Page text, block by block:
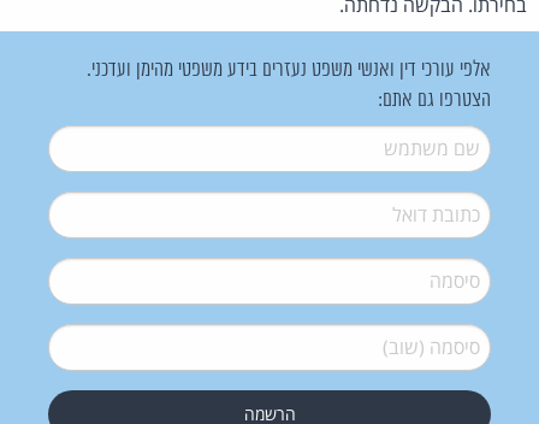
אלפי עורכי דין ואנשי משפט נעזרים בידע משפטי מהימן ועדכני.
הצטרפו גם אתם:
שם משתמש*
דואל*
סיסמה*
סיסמה (שוב)*